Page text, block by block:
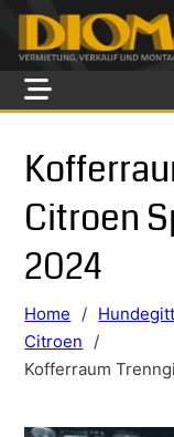
Skip to main content
Skip to footer
Citroen
2024
Home /
Citroen
/
Kofferraum